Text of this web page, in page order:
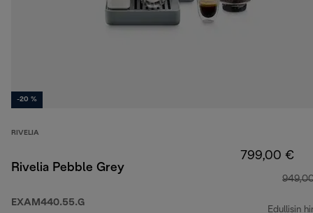
-20 %
RIVELIA
Rivelia Pebble Grey
EXAM440.55.G
799,00 €
Edullisin